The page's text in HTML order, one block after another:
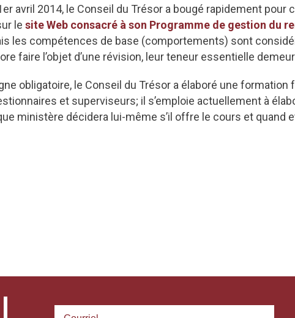
avril 2014, le Conseil du Trésor a bougé rapidement
le site Web consacré à son Programme de gestion du
les compétences de base (comportements) sont
faire l’objet d’une révision, leur teneur essentielle
obligatoire, le Conseil du Trésor a élaboré une formation
et superviseurs; il s’emploie actuellement à
ministère décidera lui-même s’il offre le cours et quand